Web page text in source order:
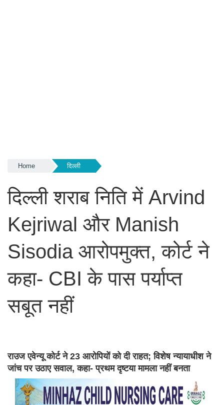
Home दिल्ली
दिल्ली शराब निति में Arvind
Kejriwal और Manish
Sisodia आरोपमुक्त, कोर्ट ने
कहा- CBI के पास पर्याप्त
सबूत नहीं
राउज एवेन्यू कोर्ट ने 23 आरोपियों को दी राहत; विशेष न्यायाधीश ने
जांच पर उठाए सवाल, कहा- प्रथम दृष्टया मामला नहीं बनता